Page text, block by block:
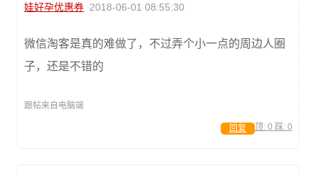
娃好孕优惠券 2018-06-01 08:55:30
微信淘客是真的难做了，不过弄个小一点的周边人圈
子，还是不错的
跟帖来自电脑端
顶: 0 踩: 0
回复